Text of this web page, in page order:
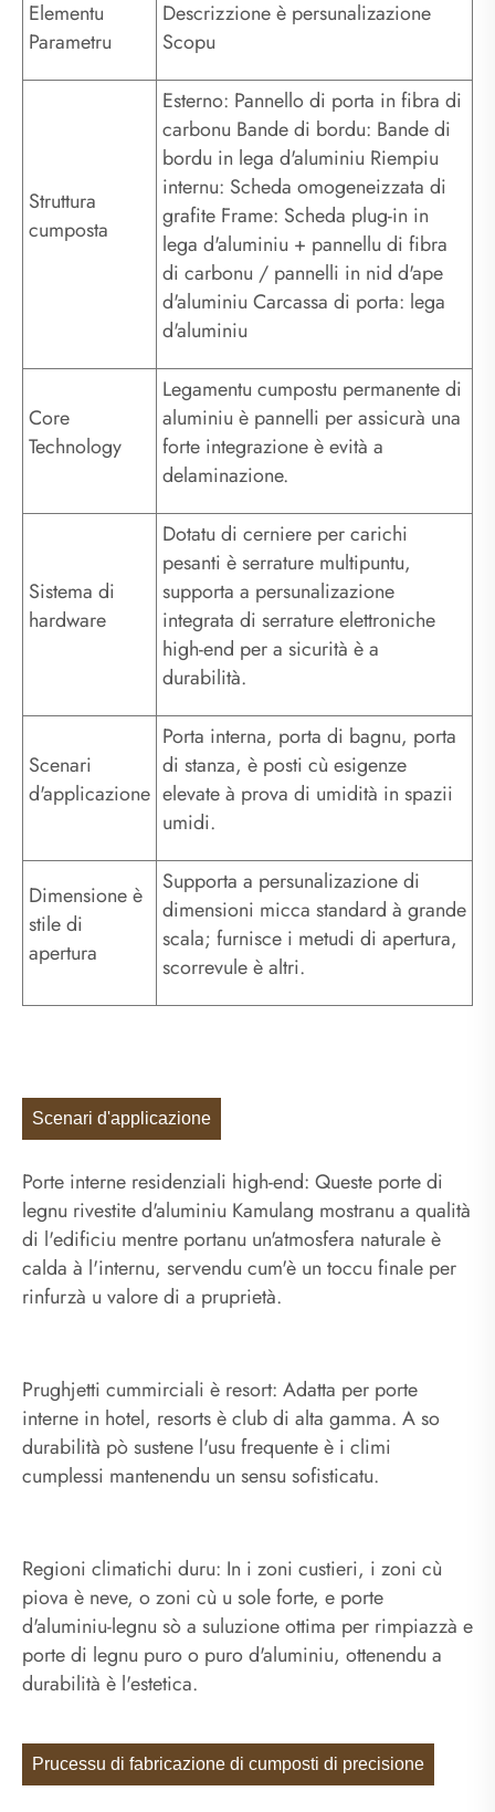
Elementu
Parametru
Descrizzione è persunalizazione
Scopu
Struttura
cumposta
Esterno: Pannello di porta in fibra di
carbonu Bande di bordu: Bande di
bordu in lega d'aluminiu Riempiu
internu: Scheda omogeneizzata di
grafite Frame: Scheda plug-in in
lega d'aluminiu + pannellu di fibra
di carbonu / pannelli in nid d'ape
d'aluminiu Carcassa di porta: lega
d'aluminiu
Core
Technology
Legamentu cumpostu permanente di
aluminiu è pannelli per assicurà una
forte integrazione è evità a
delaminazione.
Sistema di
hardware
Dotatu di cerniere per carichi
pesanti è serrature multipuntu,
supporta a persunalizazione
integrata di serrature elettroniche
high-end per a sicurità è a
durabilità.
Scenari
d'applicazione
Porta interna, porta di bagnu, porta
di stanza, è posti cù esigenze
elevate à prova di umidità in spazii
umidi.
Dimensione è
stile di
apertura
Supporta a persunalizazione di
dimensioni micca standard à grande
scala; furnisce i metudi di apertura,
scorrevule è altri.
Scenari d'applicazione
Porte interne residenziali high-end: Queste porte di
legnu rivestite d'aluminiu Kamulang mostranu a qualità
di l'edificiu mentre portanu un'atmosfera naturale è
calda à l'internu, servendu cum'è un toccu finale per
rinfurzà u valore di a pruprietà.
Prughjetti cummirciali è resort: Adatta per porte
interne in hotel, resorts è club di alta gamma. A so
durabilità pò sustene l'usu frequente è i climi
cumplessi mantenendu un sensu sofisticatu.
Regioni climatichi duru: In i zoni custieri, i zoni cù
piova è neve, o zoni cù u sole forte, e porte
d'aluminiu-legnu sò a suluzione ottima per rimpiazzà e
porte di legnu puro o puro d'aluminiu, ottenendu a
durabilità è l'estetica.
Prucessu di fabricazione di cumposti di precisione